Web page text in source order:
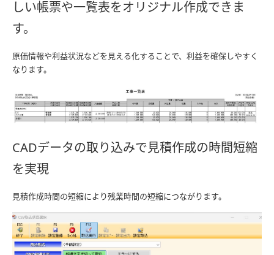
しい帳票や一覧表をオリジナル作成できま
す。
原価情報や利益状況などを見える化することで、利益を確保しやすく
なります。
CADデータの取り込みで見積作成の時間短縮
を実現
見積作成時間の短縮により残業時間の短縮につながります。